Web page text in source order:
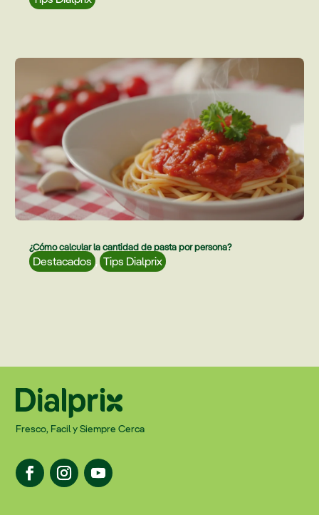
¿Cómo calcular la cantidad de pasta por persona?
Destacados , Tips Dialprix
Fresco, Facil y Siempre Cerca